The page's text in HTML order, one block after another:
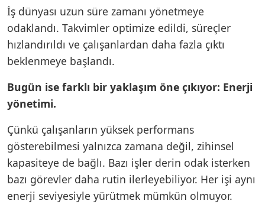
İş dünyası uzun süre zamanı yönetmeye
odaklandı. Takvimler optimize edildi, süreçler
hızlandırıldı ve çalışanlardan daha fazla çıktı
beklenmeye başlandı.
Bugün ise farklı bir yaklaşım öne çıkıyor: Enerji
yönetimi.
Çünkü çalışanların yüksek performans
gösterebilmesi yalnızca zamana değil, zihinsel
kapasiteye de bağlı. Bazı işler derin odak isterken
bazı görevler daha rutin ilerleyebiliyor. Her işi aynı
enerji seviyesiyle yürütmek mümkün olmuyor.